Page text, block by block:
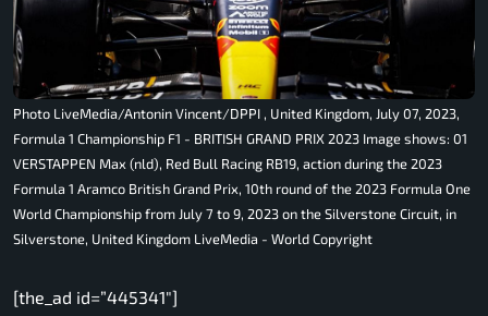
Photo LiveMedia/Antonin Vincent/DPPI , United Kingdom, July 07, 2023,
Formula 1 Championship F1 - BRITISH GRAND PRIX 2023 Image shows: 01
VERSTAPPEN Max (nld), Red Bull Racing RB19, action during the 2023
Formula 1 Aramco British Grand Prix, 10th round of the 2023 Formula One
World Championship from July 7 to 9, 2023 on the Silverstone Circuit, in
Silverstone, United Kingdom LiveMedia - World Copyright
[the_ad id=”445341″]